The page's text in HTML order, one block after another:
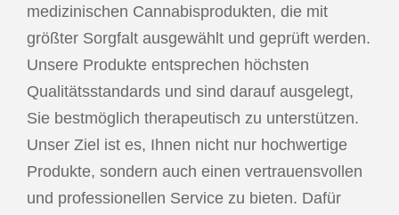
medizinischen Cannabisprodukten, die mit
größter Sorgfalt ausgewählt und geprüft werden.
Unsere Produkte entsprechen höchsten
Qualitätsstandards und sind darauf ausgelegt,
Sie bestmöglich therapeutisch zu unterstützen.
Unser Ziel ist es, Ihnen nicht nur hochwertige
Produkte, sondern auch einen vertrauensvollen
und professionellen Service zu bieten. Dafür